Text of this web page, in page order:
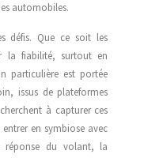
automobiles.
défis. Que ce soit les
la fiabilité, surtout en
particulière est portée
issus de plateformes
à capturer ces
en symbiose avec
réponse du volant, la